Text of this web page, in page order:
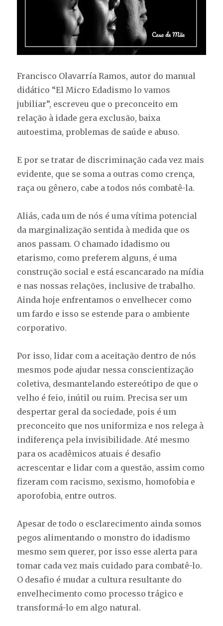
Francisco Olavarría Ramos, autor do manual
didático “El Micro Edadismo lo vamos
jubiliar”, escreveu que o preconceito em
relação à idade gera exclusão, baixa
autoestima, problemas de saúde e abuso.
E por se tratar de discriminação cada vez mais
evidente, que se soma a outras como crença,
raça ou gênero, cabe a todos nós combatê-la.
Aliás, cada um de nós é uma vítima potencial
da marginalização sentida à medida que os
anos passam. O chamado idadismo ou
etarismo, como preferem alguns, é uma
construção social e está escancarado na mídia
e nas nossas relações, inclusive de trabalho.
Ainda hoje enfrentamos o envelhecer como
um fardo e isso se estende para o ambiente
corporativo.
Por isso, lidar com a aceitação dentro de nós
mesmos pode ajudar nessa conscientização
coletiva, desmantelando estereótipo de que o
velho é feio, inútil ou ruim. Precisa ser um
despertar geral da sociedade, pois é um
preconceito que nos uniformiza e nos relega à
indiferença pela invisibilidade. Até mesmo
para os acadêmicos atuais é desafio
acrescentar e lidar com a questão, assim como
fizeram com racismo, sexismo, homofobia e
aporofobia, entre outros.
Apesar de todo o esclarecimento ainda somos
pegos alimentando o monstro do idadismo
mesmo sem querer, por isso esse alerta para
tomar cada vez mais cuidado para combatê-lo.
O desafio é mudar a cultura resultante do
envelhecimento como processo trágico e
transformá-lo em algo natural.